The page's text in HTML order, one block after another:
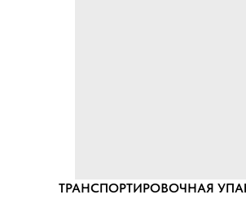
ТРАНСПОРТИРОВОЧНАЯ